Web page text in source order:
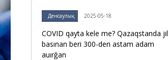
Денсаулық 2025-05-18
COVID qayta kele me? Qazaqstanda jıl
basınan beri 300-den astam adam
auırğan